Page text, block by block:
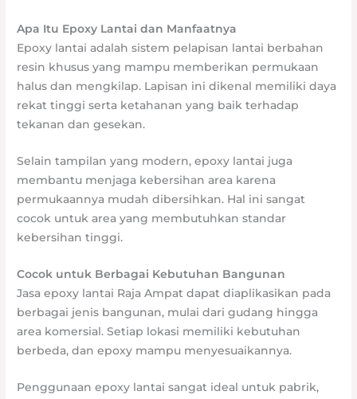
Apa Itu Epoxy Lantai dan Manfaatnya
Epoxy lantai adalah sistem pelapisan lantai berbahan
resin khusus yang mampu memberikan permukaan
halus dan mengkilap. Lapisan ini dikenal memiliki daya
rekat tinggi serta ketahanan yang baik terhadap
tekanan dan gesekan.
Selain tampilan yang modern, epoxy lantai juga
membantu menjaga kebersihan area karena
permukaannya mudah dibersihkan. Hal ini sangat
cocok untuk area yang membutuhkan standar
kebersihan tinggi.
Cocok untuk Berbagai Kebutuhan Bangunan
Jasa epoxy lantai Raja Ampat dapat diaplikasikan pada
berbagai jenis bangunan, mulai dari gudang hingga
area komersial. Setiap lokasi memiliki kebutuhan
berbeda, dan epoxy mampu menyesuaikannya.
Penggunaan epoxy lantai sangat ideal untuk pabrik,